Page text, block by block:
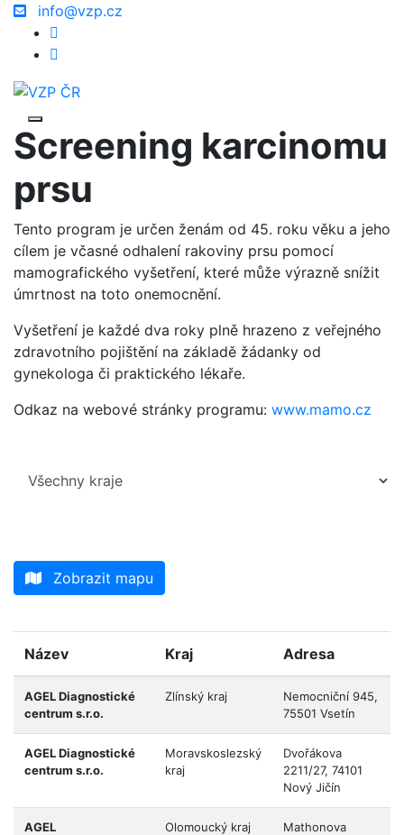
info@vzp.cz
Screening karcinomu
prsu
Tento program je určen ženám od 45. roku věku a jeho
cílem je včasné odhalení rakoviny prsu pomocí
mamografického vyšetření, které může výrazně snížit
úmrtnost na toto onemocnění.
Vyšetření je každé dva roky plně hrazeno z veřejného
zdravotního pojištění na základě žádanky od
gynekologa či praktického lékaře.
Odkaz na webové stránky programu: www.mamo.cz
Zobrazit mapu
Název Kraj Adresa
AGEL Diagnostické
centrum s.r.o.
Zlínský kraj
Nemocniční 945,
75501 Vsetín
AGEL Diagnostické
centrum s.r.o.
Moravskoslezský
kraj
Dvořákova
2211/27, 74101
Nový Jičín
AGEL
Olomoucký kraj
Mathonova